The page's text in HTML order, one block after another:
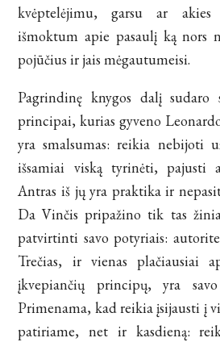
kvėptelėjimu, garsu ar
išmoktum apie pasaulį ką nors
pojūčius ir jais mėgautumeisi.
Pagrindinę knygos dalį
principai, kurias gyveno
yra smalsumas: reikia nebijoti
išsamiai viską tyrinėti, pajusti
Antras iš jų yra praktika ir
Da Vinčis pripažino tik tas
patvirtinti savo potyriais:
Trečias, ir vienas plačiausiai
įkvepiančių principų, yra
Primenama, kad reikia įsijausti į
patiriame, net ir kasdieną: